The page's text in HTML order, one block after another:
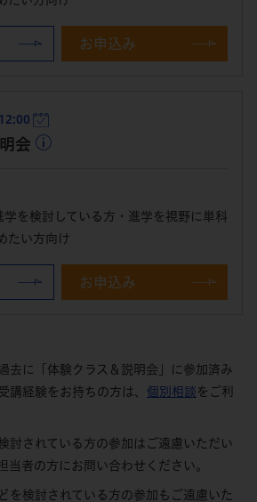
お申込み
会
を検討している方・進学を視野に単科
たい方向け
お申込み
去に「体験クラス＆説明会」に参加済み
講経験をお持ちの方は、 個別相談 をご利
討されている方の参加はご遠慮いただい
当者の方にお問い合わせください。
を検討されている方の参加もご遠慮いた